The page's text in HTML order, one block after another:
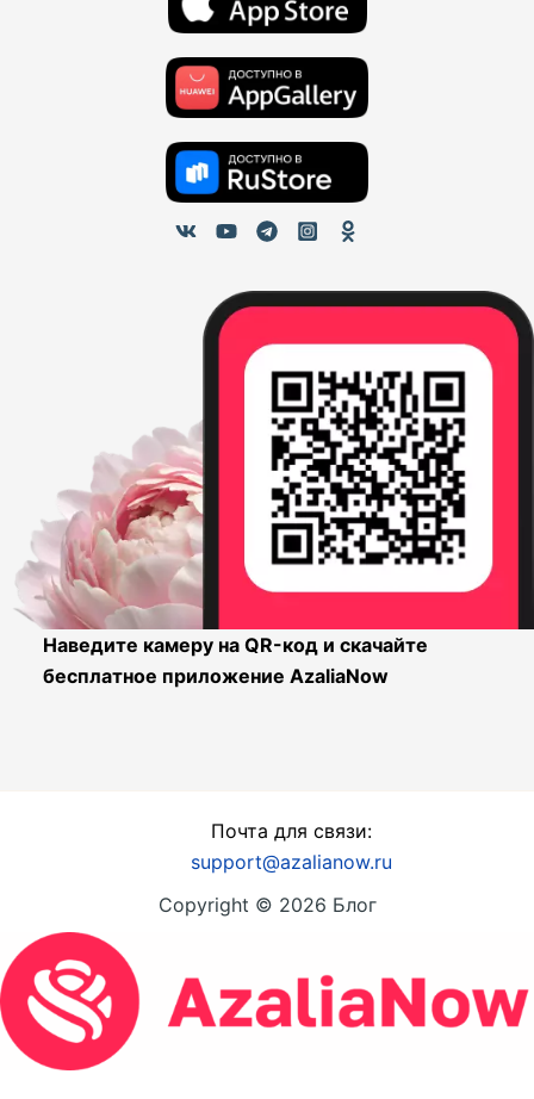
Наведите камеру на QR-код и скачайте
бесплатное приложение AzaliaNow
Почта для связи:
support@azalianow.ru
Copyright © 2026 Блог